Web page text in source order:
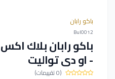
باكو رابان
Bul0012
- او دى تواليت
(0 تقييمات)